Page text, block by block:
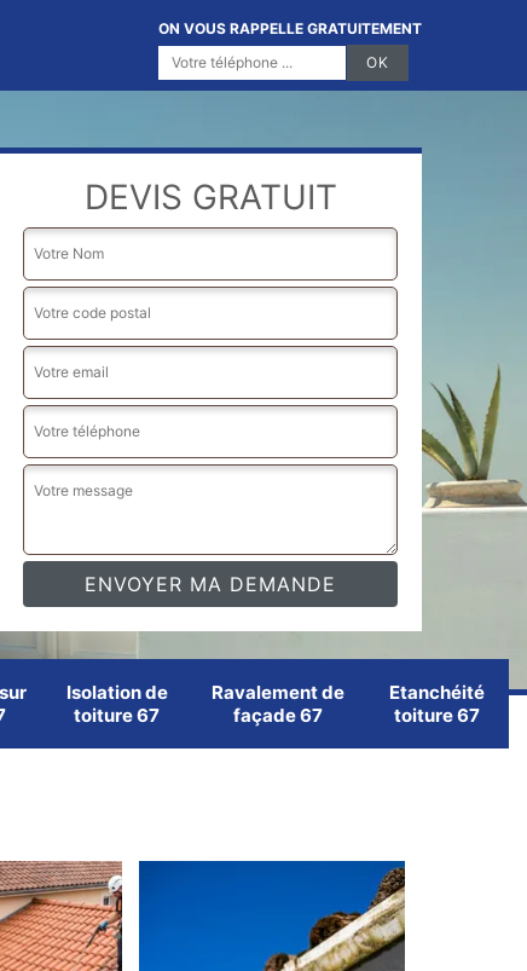
ON VOUS RAPPELLE GRATUITEMENT
DEVIS GRATUIT
Isolation de
toiture 67
Ravalement de
façade 67
Etanchéité
toiture 67